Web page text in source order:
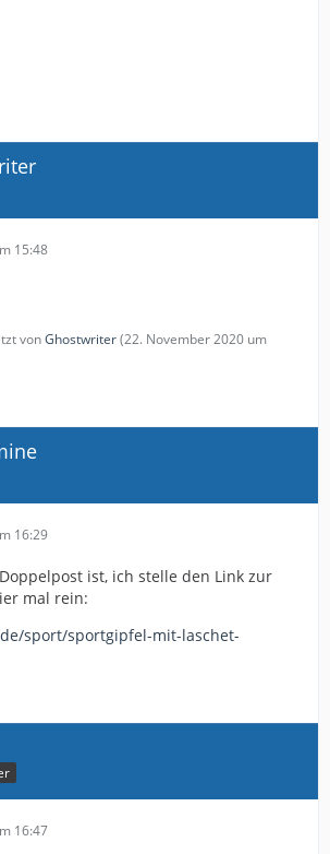
15:48
vonGhostwriter(22. November 2020 um
16:29
ist, ich stelle den Link zur
mal rein:
sport/sportgipfel-mit-laschet-
16:47